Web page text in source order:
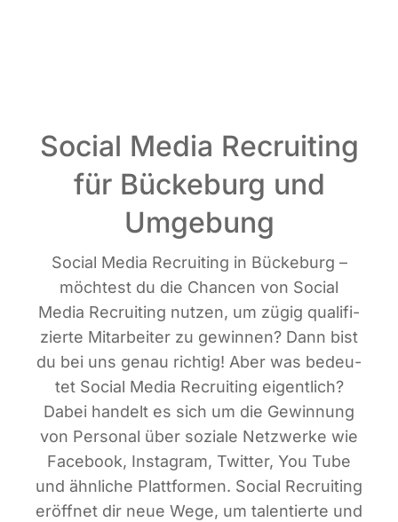
Social Media Recruiting
für Bückeburg und
Umgebung
Social Media Recrui­ting in Bücke­burg –
möch­test du die Chan­cen von Social
Media Recrui­ting nut­zen, um zügig qua­li­fi­
zier­te Mit­ar­bei­ter zu gewin­nen? Dann bist
du bei uns genau rich­tig! Aber was bedeu­
tet Social Media Recrui­ting eigent­lich?
Dabei han­delt es sich um die Gewin­nung
von Per­so­nal über sozia­le Netz­wer­ke wie
Face­book, Insta­gram, Twit­ter, You Tube
und ähn­li­che Platt­for­men. Social Recrui­ting
eröff­net dir neue Wege, um talen­tier­te und